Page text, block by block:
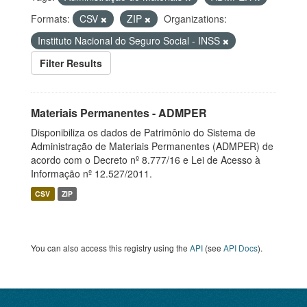
Formats:
CSV ZIP
Organizations:
Instituto Nacional do Seguro Social - INSS
Filter Results
Materiais Permanentes - ADMPER
Disponibiliza os dados de Patrimônio do Sistema de
Administração de Materiais Permanentes (ADMPER) de
acordo com o Decreto nº 8.777/16 e Lei de Acesso à
Informação nº 12.527/2011.
CSV ZIP
You can also access this registry using the API (see API Docs).